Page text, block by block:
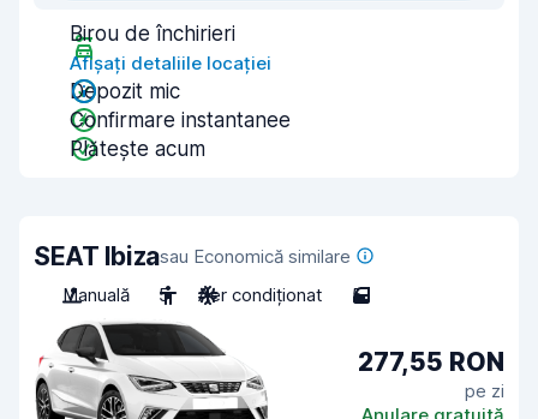
Birou de închirieri
Afișați detaliile locației
Depozit mic
Confirmare instantanee
Plătește acum
SEAT Ibizasau Economică similare
Manuală
5 Aer condiționat 5
277,55 RON
pe zi
Anulare gratuită